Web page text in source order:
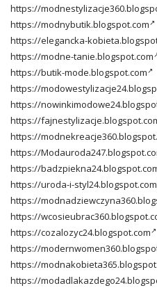
https://
https://modnybutik.blogspot.com
https://elegancka-
https://modne-tanie.blogspot.com
https://butik-mode.blogspot.com
https://
https://
https://
https://
https://
https://
https://uroda-i-styl24.blogspot.com
https://
https://
https://cozalozyc24.blogspot.com
https://
https://
https://